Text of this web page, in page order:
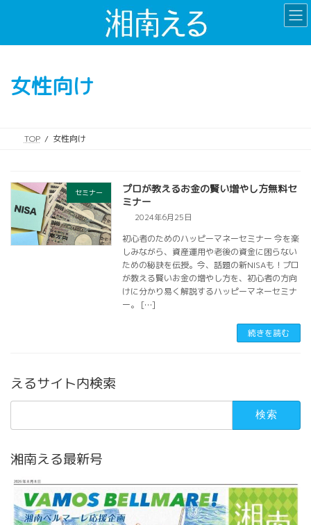
女性向け
TOP 女性向け
セミナー
プロが教えるお金の賢い増やし方無料セ
ミナー
2024年6月25日
初心者のためのハッピーマネーセミナー 今を楽
しみながら、資産運用や老後の資金に困らない
ための秘訣を伝授。今、話題の新NISAも！プロ
が教える賢いお金の増やし方を、初心者の方向
けに分かり易く解説するハッピーマネーセミナ
ー。 […]
続きを読む
えるサイト内検索
検
湘南える最新号